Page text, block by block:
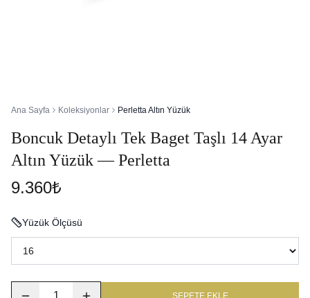
Ana Sayfa Koleksiyonlar Perletta Altın Yüzük
Boncuk Detaylı Tek Baget Taşlı 14 Ayar
Altın Yüzük — Perletta
9.360₺
Yüzük Ölçüsü
1 SEPETE EKLE